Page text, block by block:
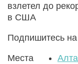
взлетел до
в США
Подпишитесь
Места